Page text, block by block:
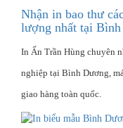
Nhận in bao thư
lượng nhất tại
In Ấn Trần Hùng chuyên
nghiệp tại Bình Dương,
giao hàng toàn quốc.